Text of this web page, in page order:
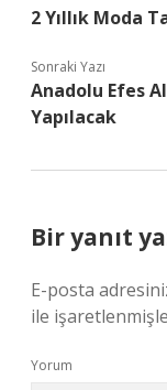
2 Yıllık Moda
Sonraki Yazı
Anadolu Efes
Yapılacak
Bir yanıt
E-posta
ile
Yorum